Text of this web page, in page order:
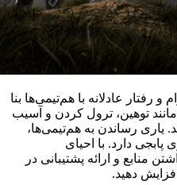
رفتار عادلانه با هم‌تیمی‌ها بنا
توهین، ترول کردن و آسیب
یاری رساندن به هم‌تیمی‌ها،
دارد. با احیای
منابع و ارائه پشتیبانی در
دهید.